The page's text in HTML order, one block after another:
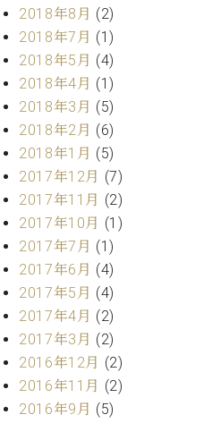
調
師
紹
介
調
律
金
表
お
問
い
合
せ
尾山調律師のブ
ログ Die
Musikgasse（音
楽の小道）
2018年8月 (2)
2018年7月 (1)
2018年5月 (4)
2018年4月 (1)
2018年3月 (5)
2018年2月 (6)
2018年1月 (5)
2017年12月 (7)
2017年11月 (2)
2017年10月 (1)
2017年7月 (1)
2017年6月 (4)
2017年5月 (4)
2017年4月 (2)
2017年3月 (2)
2016年12月 (2)
2016年11月 (2)
2016年9月 (5)